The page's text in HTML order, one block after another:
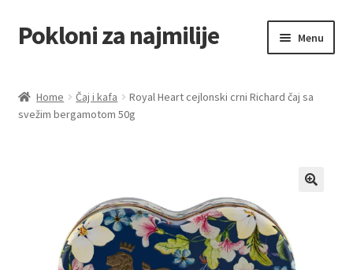
Skip
to
Skip
to
Pokloni za najmilije Menu
Akcija za dan zaljubljenih
Čaj i kafa
Home Čaj i kafa
Royal Heart cejlonski crni Richard čaj sa
svežim bergamotom 50g